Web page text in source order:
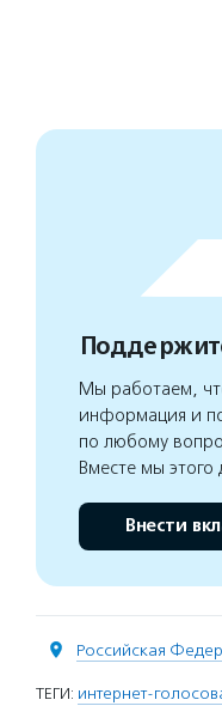
Мы работаем,
информация и
по любому
Вместе мы этого
Внести
Российская
ТЕГИ: интернет-